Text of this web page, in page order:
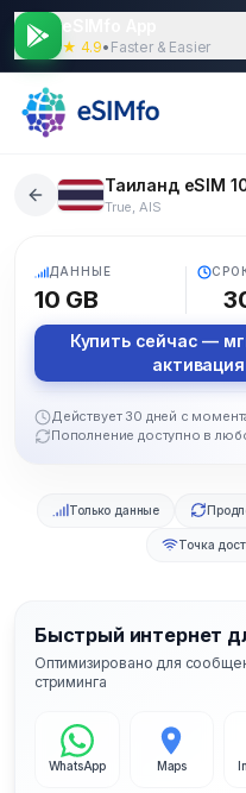
★ 4.9• Faster & Easier
Таиланд eSIM
True, AIS
ДАННЫЕ
10 GB
Купить сейчас —
активация
Действует 30 дней с
Пополнение доступно в
Только данные
Точка
Быстрый интернет
Оптимизировано для
стриминга
WhatsApp Maps